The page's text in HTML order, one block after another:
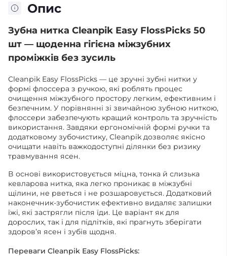
Опис
Зубна нитка Cleanpik Easy FlossPicks 50
шт — щоденна гігієна міжзубних
проміжків без зусиль
Cleanpik Easy FlossPicks — це зручні зубні нитки у
формі флоссера з ручкою, які роблять процес
очищення міжзубного простору легким, ефективним і
безпечним. У порівнянні зі звичайною зубною ниткою,
флоссери забезпечують кращий контроль та зручність
використання. Завдяки ергономічній формі ручки та
додатковому зубочистику, Cleanpik дозволяє якісно
очищати навіть важкодоступні ділянки без ризику
травмування ясен.
В основі використовується міцна, тонка й слизька
кевларова нитка, яка легко проникає в міжзубні
щілини, не рветься і не розшаровується. Додатковий
наконечник-зубочистик ефективно видаляє залишки
їжі, які застрягли після їди. Це варіант як для
дорослих, так і для підлітків, які прагнуть зберігати
здоров’я ясен і зубів щодня.
Переваги Cleanpik Easy FlossPicks: